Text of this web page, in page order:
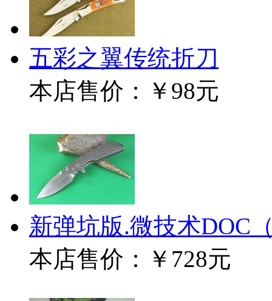
五彩之翼传统折刀
本店售价：
￥98元
新弹坑版.微技术DOC
本店售价：
￥728元